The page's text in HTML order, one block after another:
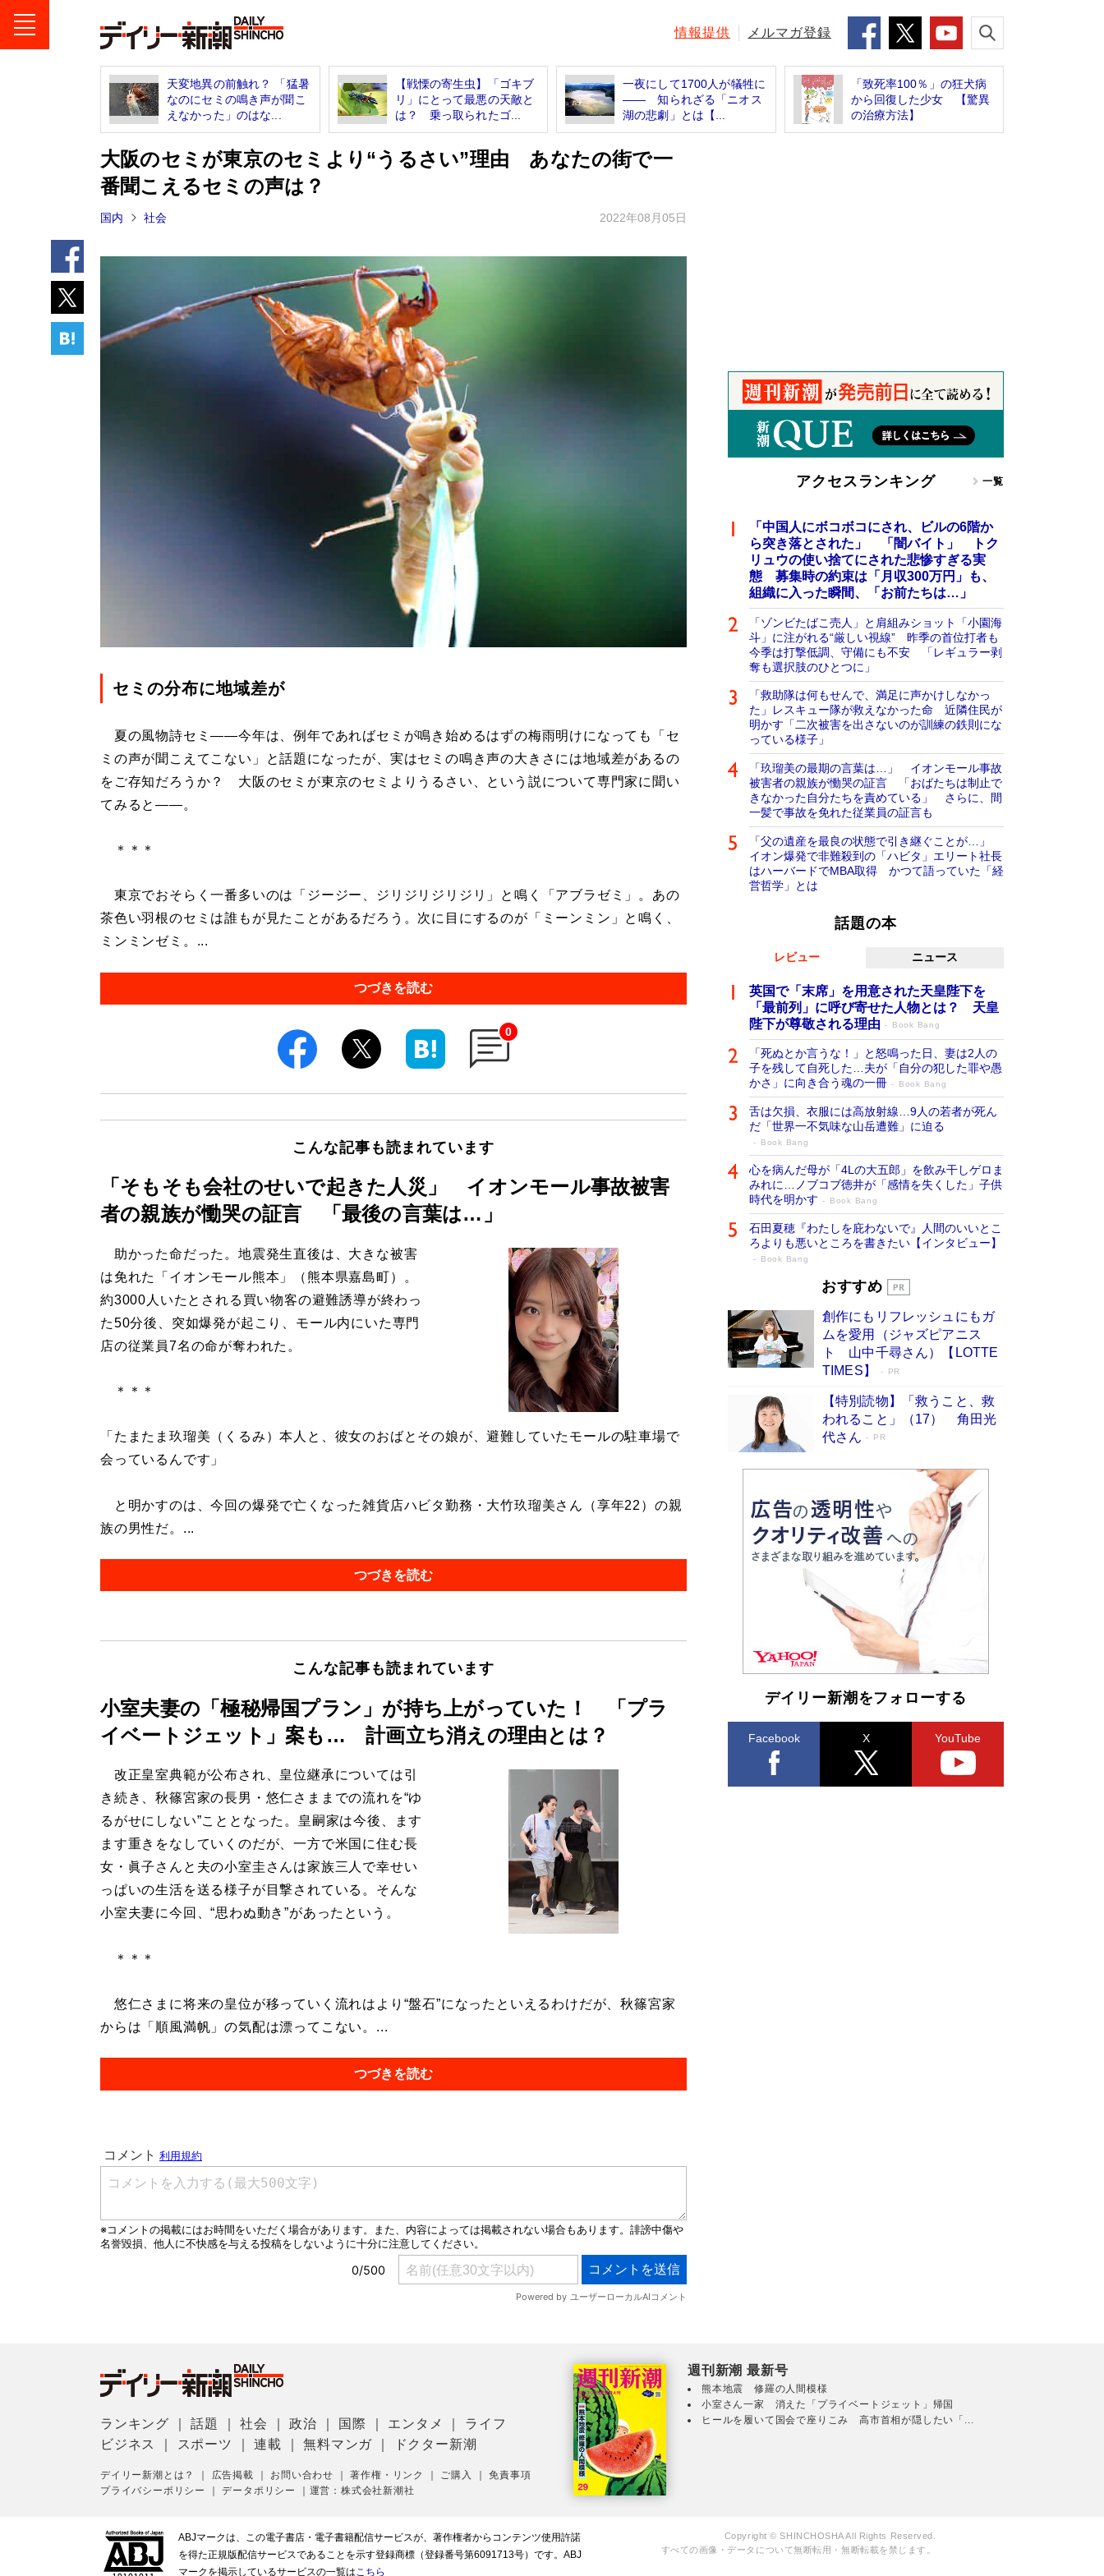
情報提供 メルマガ登録
天変地異の前触れ？ 「猛暑
なのにセミの鳴き声が聞こ
えなかった」のはな...
【戦慄の寄生虫】「ゴキブ
リ」にとって最悪の天敵と
は？ 乗っ取られたゴ...
一夜にして1700人が犠牲に
―― 知られざる「ニオス
湖の悲劇」とは【...
「致死率100％」の狂犬病
から回復した少女 【驚異
の治療方法】
大阪のセミが東京のセミより“うるさい”理由 あなたの街で一
番聞こえるセミの声は？
国内 社会 2022年08月05日
セミの分布に地域差が
夏の風物詩セミ――今年は、例年であればセミが鳴き始めるはずの梅雨明けになっても「セ
ミの声が聞こえてこない」と話題になったが、実はセミの鳴き声の大きさには地域差があるの
をご存知だろうか？ 大阪のセミが東京のセミよりうるさい、という説について専門家に聞い
てみると――。
＊＊＊
東京でおそらく一番多いのは「ジージー、ジリジリジリジリ」と鳴く「アブラゼミ」。あの
茶色い羽根のセミは誰もが見たことがあるだろう。次に目にするのが「ミーンミン」と鳴く、
ミンミンゼミ。...
つづきを読む
0
こんな記事も読まれています
「そもそも会社のせいで起きた人災」 イオンモール事故被害
者の親族が慟哭の証言 「最後の言葉は…」
助かった命だった。地震発生直後は、大きな被害
は免れた「イオンモール熊本」（熊本県嘉島町）。
約3000人いたとされる買い物客の避難誘導が終わっ
た50分後、突如爆発が起こり、モール内にいた専門
店の従業員7名の命が奪われた。
＊＊＊
「たまたま玖瑠美（くるみ）本人と、彼女のおばとその娘が、避難していたモールの駐車場で
会っているんです」
と明かすのは、今回の爆発で亡くなった雑貨店ハビタ勤務・大竹玖瑠美さん（享年22）の親
族の男性だ。...
つづきを読む
こんな記事も読まれています
小室夫妻の「極秘帰国プラン」が持ち上がっていた！ 「プラ
イベートジェット」案も… 計画立ち消えの理由とは？
改正皇室典範が公布され、皇位継承については引
き続き、秋篠宮家の長男・悠仁さままでの流れを“ゆ
るがせにしない”こととなった。皇嗣家は今後、ます
ます重きをなしていくのだが、一方で米国に住む長
女・眞子さんと夫の小室圭さんは家族三人で幸せい
っぱいの生活を送る様子が目撃されている。そんな
小室夫妻に今回、“思わぬ動き”があったという。
＊＊＊
悠仁さまに将来の皇位が移っていく流れはより“盤石”になったといえるわけだが、秋篠宮家
からは「順風満帆」の気配は漂ってこない。...
つづきを読む
アクセスランキング 一覧
「中国人にボコボコにされ、ビルの6階か
ら突き落とされた」 「闇バイト」 トク
リュウの使い捨てにされた悲惨すぎる実
態 募集時の約束は「月収300万円」も、
組織に入った瞬間、「お前たちは…」
「ゾンビたばこ売人」と肩組みショット「小園海
斗」に注がれる“厳しい視線” 昨季の首位打者も
今季は打撃低調、守備にも不安 「レギュラー剥
奪も選択肢のひとつに」
「救助隊は何もせんで、満足に声かけしなかっ
た」レスキュー隊が救えなかった命 近隣住民が
明かす「二次被害を出さないのが訓練の鉄則にな
っている様子」
「玖瑠美の最期の言葉は…」 イオンモール事故
被害者の親族が慟哭の証言 「おばたちは制止で
きなかった自分たちを責めている」 さらに、間
一髪で事故を免れた従業員の証言も
「父の遺産を最良の状態で引き継ぐことが…」
イオン爆発で非難殺到の「ハビタ」エリート社長
はハーバードでMBA取得 かつて語っていた「経
営哲学」とは
話題の本
レビュー ニュース
英国で「末席」を用意された天皇陛下を
「最前列」に呼び寄せた人物とは？ 天皇
陛下が尊敬される理由
Book Bang
「死ぬとか言うな！」と怒鳴った日、妻は2人の
子を残して自死した…夫が「自分の犯した罪や愚
かさ」に向き合う魂の一冊
Book Bang
舌は欠損、衣服には高放射線…9人の若者が死ん
だ「世界一不気味な山岳遭難」に迫る
Book Bang
心を病んだ母が「4Lの大五郎」を飲み干しゲロま
みれに…ノブコブ徳井が「感情を失くした」子供
時代を明かす
Book Bang
石田夏穂『わたしを庇わないで』人間のいいとこ
ろよりも悪いところを書きたい【インタビュー】
Book Bang
73歳でも働くしかない 「老後レス時代」
「なんで？ そんな馬鹿な……」90歳になった作
家・阿刀田高さんが、ひとり暮らしの生活を明か
す
Book Bang
グに『容疑者Xの献身』『白夜行』など代表作が
並ぶ［文庫ベストセラー］
Book Bang
和田秀樹の70代、80代向け新書がベスト3を独
「『火垂るの墓』は、大嘘である」原作者が抱き
続けた“自責の念”とは…「自己憐憫は描きたくな
い」監督が徹底的にこだわったこと（後編） #
戦争の記憶
Book Bang
おすすめ
創作にもリフレッシュにもガ
ムを愛用（ジャズピアニス
ト 山中千尋さん）【LOTTE
TIMES】
PR
【特別読物】「救うこと、救
われること」（17） 角田光
代さん
PR
デイリー新潮をフォローする
Facebook X YouTube
ランキング ｜話題 ｜社会 ｜政治 国際 エンタメ
ライフ
ビジネス
スポーツ ｜連載 ｜無料マンガ ドクター新潮
デイリー新潮とは？ 広告掲載 お問い合わせ ｜著作権・リンク ご購入 ｜免責事項
プライバシーポリシー
｜データポリシー 運営：株式会社新潮社
週刊新潮 最新号
熊本地震 修羅の人間模様
小室さん一家 消えた「プライベートジェット」帰国
ヒールを履いて国会で座りこみ 高市首相が隠したい「...
ABJマークは、この電子書店・電子書籍配信サービスが、著作権者からコンテンツ使用許諾
を得た正規版配信サービスであることを示す登録商標（登録番号第6091713号）です。ABJ
マークを掲示しているサービスの一覧は こちら
Copyright © SHINCHOSHA All Rights Reserved.
すべての画像・データについて無断転用・無断転載を禁じます。